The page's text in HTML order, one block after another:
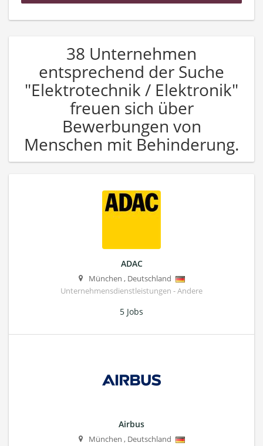
38 Unternehmen
entsprechend der Suche
"Elektrotechnik / Elektronik"
freuen sich über
Bewerbungen von
Menschen mit Behinderung.
ADAC
München , Deutschland
Unternehmensdienstleistungen - Andere
5 Jobs
Airbus
München , Deutschland